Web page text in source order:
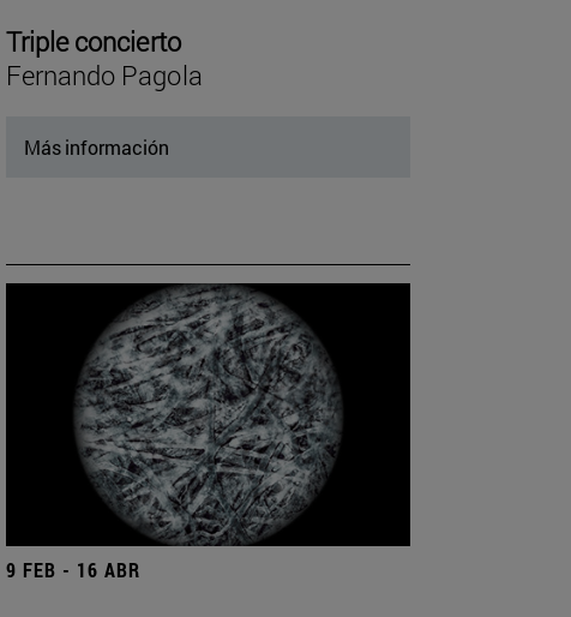
Triple concierto
Fernando Pagola
Más información
9 FEB - 16 ABR